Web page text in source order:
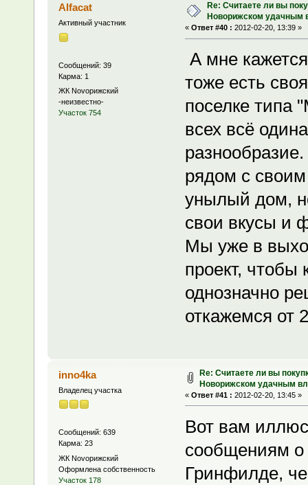
Alfacat
Активный участник
Сообщений: 39
Карма: 1
ЖК Novoрижский
-неизвестно-
Участок 754
Re: Считаете ли вы
Новорижском удачным
« Ответ #40 : 2012-02-20, 13:39 »
А мне
тоже есть
поселке типа
всех всё
рядом с своим
унылый дом,
свои вкусы и
Мы уже в
проект, чтобы
однозначно
откажемся от
inno4ka
Владелец участка
Сообщений: 639
Карма: 23
ЖК Novoрижский
Оформлена собственность
Участок 178
Re: Считаете ли вы
Новорижском удачным
« Ответ #41 : 2012-02-20, 13:45 »
Вот вам
сообщениям
Гринфилде,